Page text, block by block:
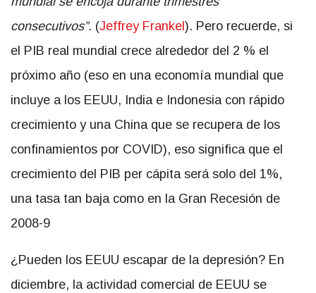
consecutivos”. (Jeffrey Frankel ). Pero recuerde, si
el PIB real mundial crece alrededor del 2 % el
próximo año (eso en una economía mundial que
incluye a los EEUU, India e Indonesia con rápido
crecimiento y una China que se recupera de los
confinamientos por COVID), eso significa que el
crecimiento del PIB per cápita será solo del 1%,
una tasa tan baja como en la Gran Recesión de
2008-9
¿Pueden los EEUU escapar de la depresión? En
diciembre, la actividad comercial de EEUU se